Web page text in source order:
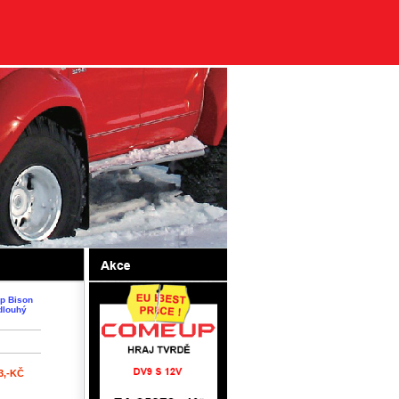
Bison
KČ